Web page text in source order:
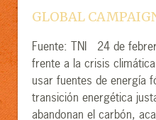
GLOBAL
Fuente: TNI 24 de
frente a la crisis
usar fuentes de energía
transición energética
abandonan el carbón,